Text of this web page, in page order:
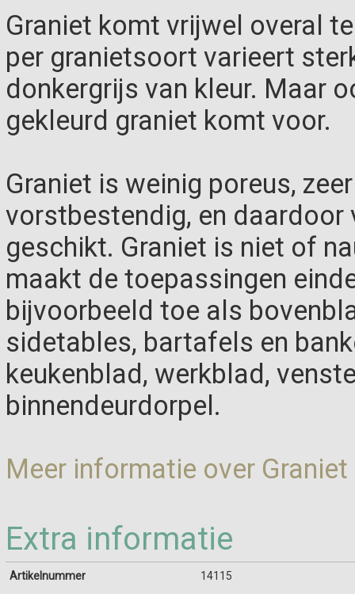
Graniet komt vrijwel overal
per granietsoort varieert
donkergrijs van kleur. Maar
gekleurd graniet komt voor.
Graniet is weinig poreus,
vorstbestendig, en daardoor
geschikt. Graniet is niet of
maakt de toepassingen
bijvoorbeeld toe als
sidetables, bartafels en
keukenblad, werkblad,
binnendeurdorpel.
Meer informatie over Graniet
Extra informatie
Artikelnummer 14115